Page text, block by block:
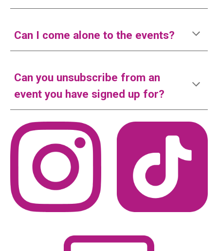
Can I come alone to the events?
Can you unsubscribe from an
event you have signed up for?